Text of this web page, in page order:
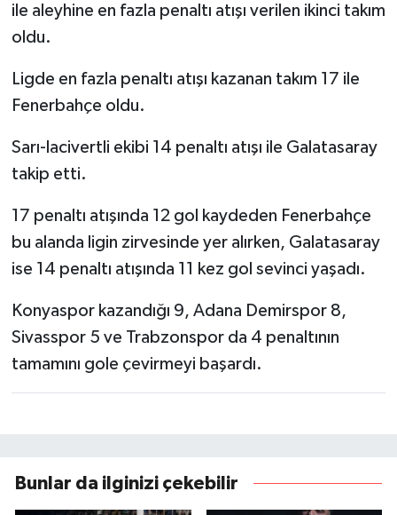
ile aleyhine en fazla penaltı atışı verilen ikinci takım
oldu.
Ligde en fazla penaltı atışı kazanan takım 17 ile
Fenerbahçe oldu.
Sarı-lacivertli ekibi 14 penaltı atışı ile Galatasaray
takip etti.
17 penaltı atışında 12 gol kaydeden Fenerbahçe
bu alanda ligin zirvesinde yer alırken, Galatasaray
ise 14 penaltı atışında 11 kez gol sevinci yaşadı.
Konyaspor kazandığı 9, Adana Demirspor 8,
Sivasspor 5 ve Trabzonspor da 4 penaltının
tamamını gole çevirmeyi başardı.
Bunlar da ilginizi çekebilir